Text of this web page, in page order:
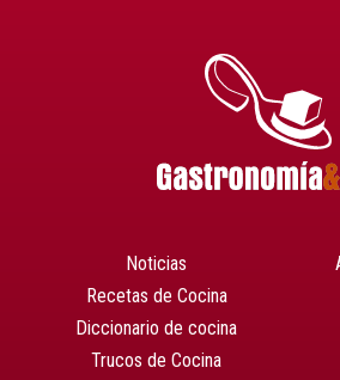
Noticias
Recetas de Cocina
Diccionario de cocina
Trucos de Cocina